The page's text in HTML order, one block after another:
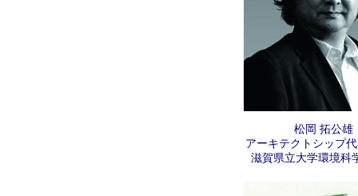
松岡 拓公雄
アーキテクトシップ
滋賀県立大学環境科